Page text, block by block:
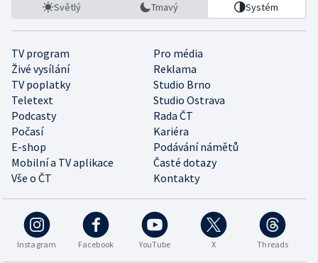
Světlý Tmavý Systém
TV program
Pro média
Živé vysílání
Reklama
TV poplatky
Studio Brno
Teletext
Studio Ostrava
Podcasty
Rada ČT
Počasí
Kariéra
E-shop
Podávání námětů
Mobilní a TV aplikace
Časté dotazy
Vše o ČT
Kontakty
Instagram Facebook YouTube X Threads